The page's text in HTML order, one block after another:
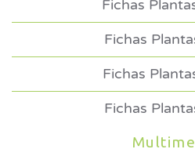
Fichas
Fichas
Fichas
Fichas